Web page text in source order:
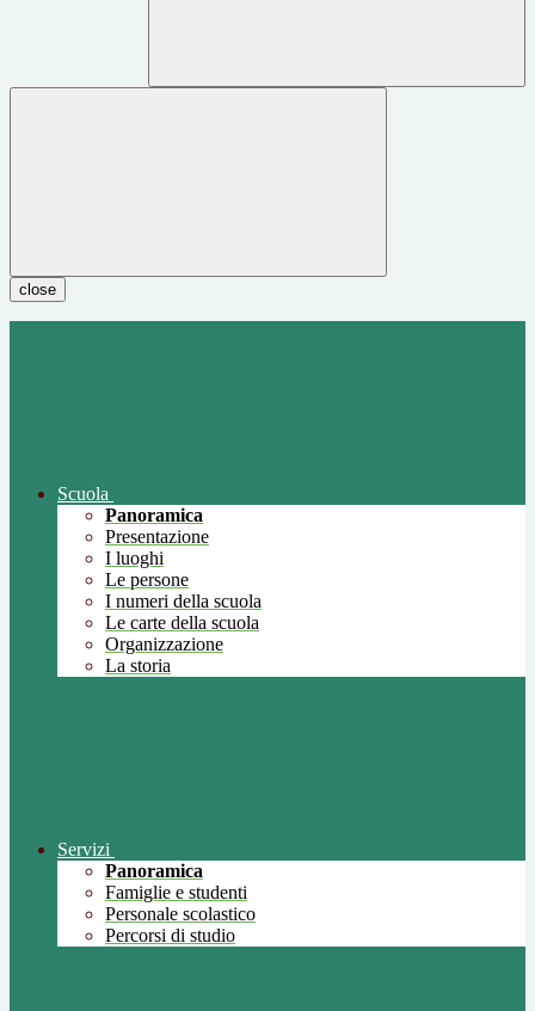
close
Scuola
Panoramica
Presentazione
I luoghi
Le persone
I numeri della scuola
Le carte della scuola
Organizzazione
La storia
Servizi
Panoramica
Famiglie e studenti
Personale scolastico
Percorsi di studio